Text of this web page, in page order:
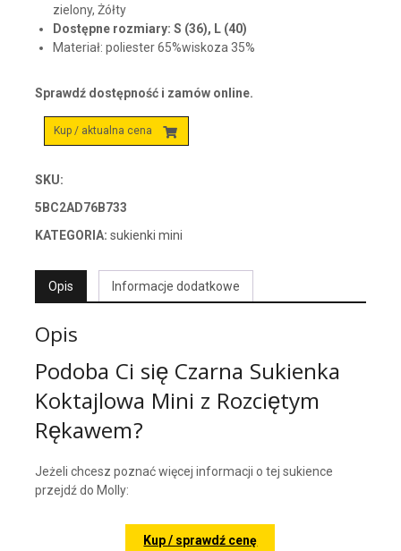
zielony, Żółty
Dostępne rozmiary: S (36), L (40)
Materiał: poliester 65%wiskoza 35%
Sprawdź dostępność i zamów online.
Kup / aktualna cena
SKU:
5BC2AD76B733
KATEGORIA: sukienki mini
Opis Informacje dodatkowe
Opis
Podoba Ci się Czarna Sukienka
Koktajlowa Mini z Rozciętym
Rękawem?
Jeżeli chcesz poznać więcej informacji o tej sukience
przejdź do Molly:
Kup / sprawdź cenę